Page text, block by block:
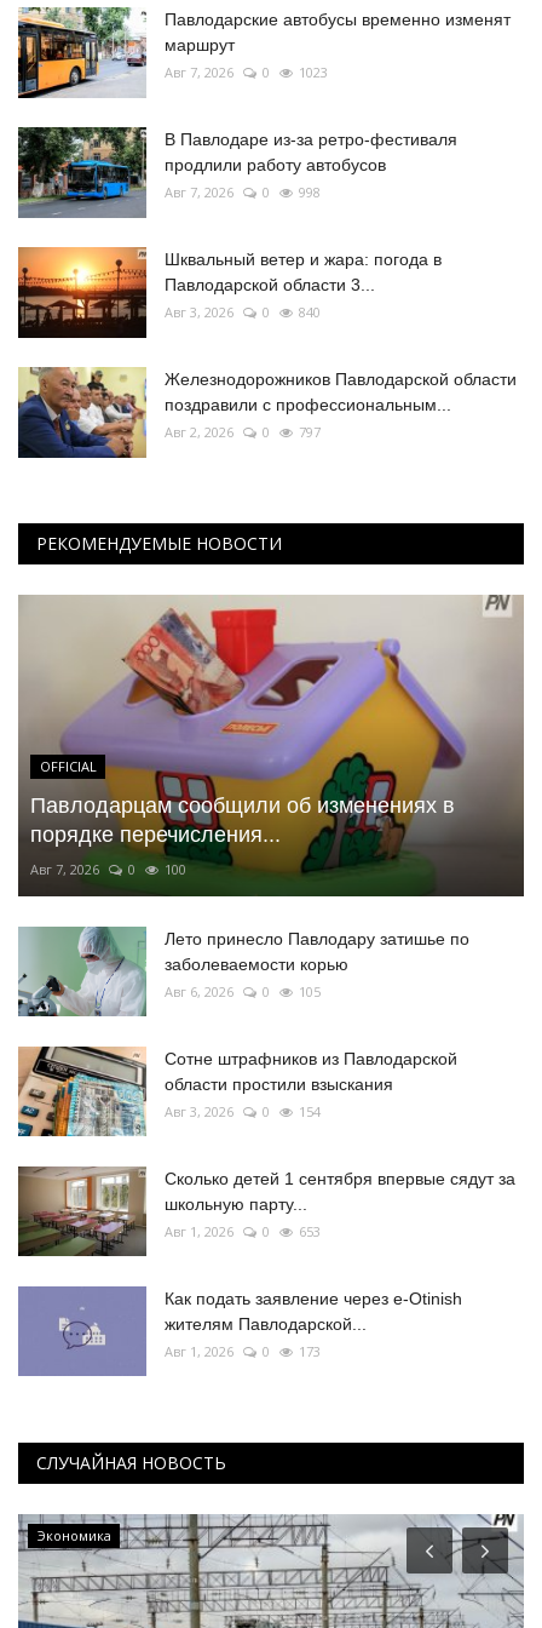
Павлодарские автобусы временно изменят
маршрут
Авг 7, 2026 0 1023
В Павлодаре из-за ретро-фестиваля
продлили работу автобусов
Авг 7, 2026 0 998
Шквальный ветер и жара: погода в
Павлодарской области 3...
Авг 3, 2026 0 840
Железнодорожников Павлодарской области
поздравили с профессиональным...
Авг 2, 2026 0 797
РЕКОМЕНДУЕМЫЕ НОВОСТИ
OFFICIAL
Павлодарцам сообщили об изменениях в
порядке перечисления...
Авг 7, 2026 0 100
Лето принесло Павлодару затишье по
заболеваемости корью
Авг 6, 2026 0 105
Сотне штрафников из Павлодарской
области простили взыскания
Авг 3, 2026 0 154
Сколько детей 1 сентября впервые сядут за
школьную парту...
Авг 1, 2026 0 653
Как подать заявление через e-Otinish
жителям Павлодарской...
Авг 1, 2026 0 173
СЛУЧАЙНАЯ НОВОСТЬ
Экономика